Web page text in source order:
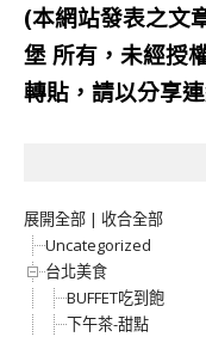
(本網站發表之文
堡 所有，未經授
轉貼，請以分享
展開全部 | 收合全部
Uncategorized
台北美食
BUFFET吃到飽
下午茶-甜點